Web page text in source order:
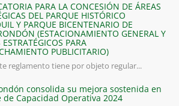
PARA LA CONCESIÓN DE ÁREAS
DEL PARQUE HISTÓRICO
Y PARQUE BICENTENARIO DE
(ESTACIONAMIENTO GENERAL Y
PARA
PUBLICITARIO)
reglamento tiene por objeto regular...
consolida su mejora sostenida en
de Capacidad Operativa 2024